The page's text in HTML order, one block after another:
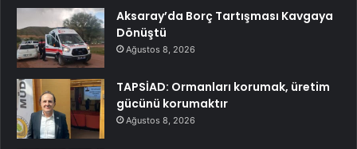
Aksaray’da Borç Tartışması Kavgaya
Dönüştü
Ağustos 8, 2026
TAPSİAD: Ormanları korumak, üretim
gücünü korumaktır
Ağustos 8, 2026